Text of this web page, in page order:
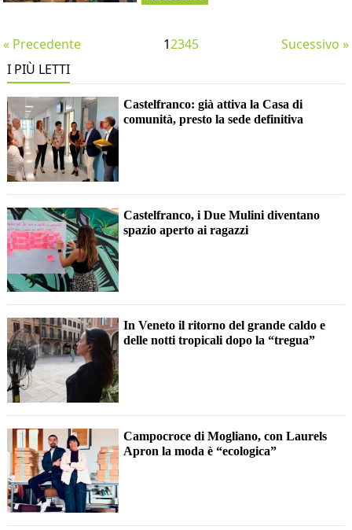
« Precedente 12345
Sucessivo »
I PIÙ LETTI
Castelfranco: già attiva la Casa di
comunità, presto la sede definitiva
Castelfranco, i Due Mulini diventano
spazio aperto ai ragazzi
In Veneto il ritorno del grande caldo e
delle notti tropicali dopo la “tregua”
Campocroce di Mogliano, con Laurels
Apron la moda è “ecologica”